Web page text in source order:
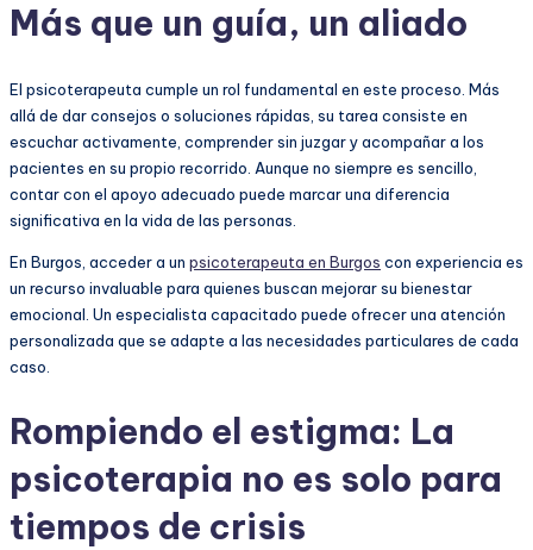
Más que un guía, un aliado
El psicoterapeuta cumple un rol fundamental en este proceso. Más
allá de dar consejos o soluciones rápidas, su tarea consiste en
escuchar activamente, comprender sin juzgar y acompañar a los
pacientes en su propio recorrido. Aunque no siempre es sencillo,
contar con el apoyo adecuado puede marcar una diferencia
significativa en la vida de las personas.
En Burgos, acceder a un psicoterapeuta en Burgos con experiencia es
un recurso invaluable para quienes buscan mejorar su bienestar
emocional. Un especialista capacitado puede ofrecer una atención
personalizada que se adapte a las necesidades particulares de cada
caso.
Rompiendo el estigma: La
psicoterapia no es solo para
tiempos de crisis